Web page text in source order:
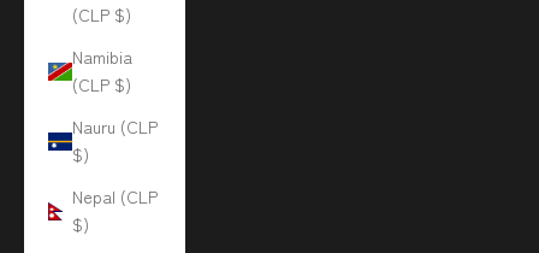
(CLP $)
Namibia
(CLP $)
Nauru (CLP
$)
Nepal (CLP
$)